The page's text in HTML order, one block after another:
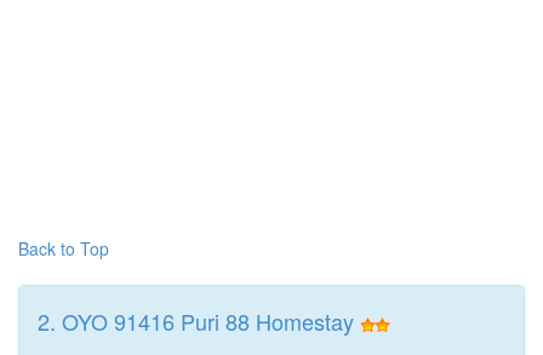
Back to Top
2. OYO 91416 Puri 88 Homestay